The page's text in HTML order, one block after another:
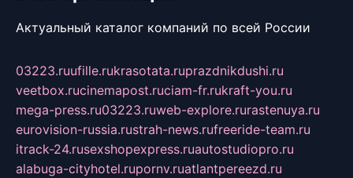
Актуальный каталог компаний по всей России
03223.ruufille.rukrasotata.ruprazdnikdushi.ru
veetbox.rucinemapost.ruciam-fr.rukraft-you.ru
mega-press.ru03223.ruweb-explore.rurastenuya.ru
eurovision-russia.rustrah-news.rufreeride-team.ru
itrack-24.rusexshopexpress.ruautostudiopro.ru
alabuga-cityhotel.rupornv.ruatlantpereezd.ru